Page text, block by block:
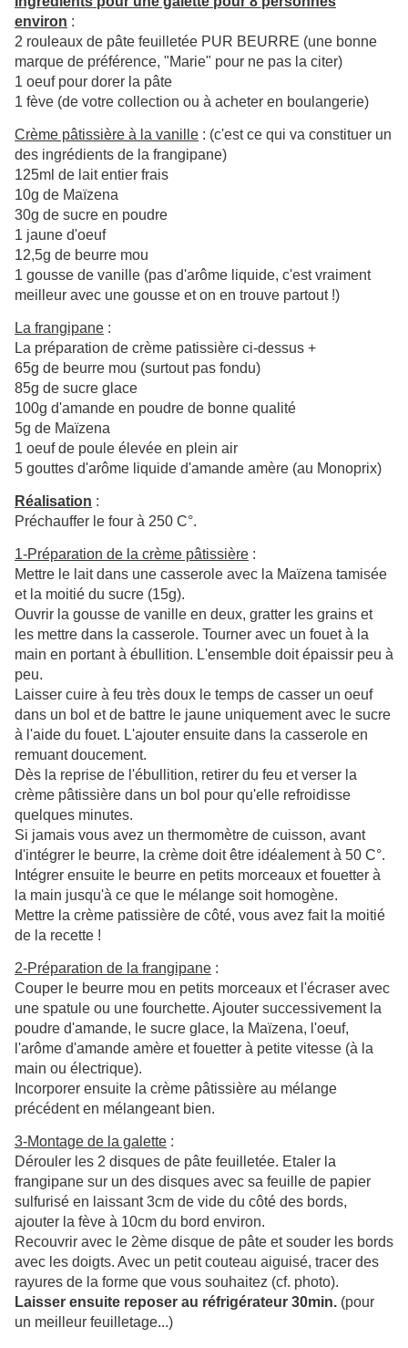
environ :
2 rouleaux de pâte feuilletée PUR BEURRE (une bonne
marque de préférence, "Marie" pour ne pas la citer)
1 oeuf pour dorer la pâte
1 fève (de votre collection ou à acheter en boulangerie)
Crème pâtissière à la vanille : (c'est ce qui va constituer un
des ingrédients de la frangipane)
125ml de lait entier frais
10g de Maïzena
30g de sucre en poudre
1 jaune d'oeuf
12,5g de beurre mou
1 gousse de vanille (pas d'arôme liquide, c'est vraiment
meilleur avec une gousse et on en trouve partout !)
La frangipane :
La préparation de crème patissière ci-dessus +
65g de beurre mou (surtout pas fondu)
85g de sucre glace
100g d'amande en poudre de bonne qualité
5g de Maïzena
1 oeuf de poule élevée en plein air
5 gouttes d'arôme liquide d'amande amère (au Monoprix)
Réalisation :
Préchauffer le four à 250 C°.
1-Préparation de la crème pâtissière :
Mettre le lait dans une casserole avec la Maïzena tamisée
et la moitié du sucre (15g).
Ouvrir la gousse de vanille en deux, gratter les grains et
les mettre dans la casserole. Tourner avec un fouet à la
main en portant à ébullition. L'ensemble doit épaissir peu à
peu.
Laisser cuire à feu très doux le temps de casser un oeuf
dans un bol et de battre le jaune uniquement avec le sucre
à l'aide du fouet. L'ajouter ensuite dans la casserole en
remuant doucement.
Dès la reprise de l'ébullition, retirer du feu et verser la
crème pâtissière dans un bol pour qu'elle refroidisse
quelques minutes.
Si jamais vous avez un thermomètre de cuisson, avant
d'intégrer le beurre, la crème doit être idéalement à 50 C°.
Intégrer ensuite le beurre en petits morceaux et fouetter à
la main jusqu'à ce que le mélange soit homogène.
Mettre la crème patissière de côté, vous avez fait la moitié
de la recette !
2-Préparation de la frangipane :
Couper le beurre mou en petits morceaux et l'écraser avec
une spatule ou une fourchette. Ajouter successivement la
poudre d'amande, le sucre glace, la Maïzena, l'oeuf,
l'arôme d'amande amère et fouetter à petite vitesse (à la
main ou électrique).
Incorporer ensuite la crème pâtissière au mélange
précédent en mélangeant bien.
3-Montage de la galette :
Dérouler les 2 disques de pâte feuilletée. Etaler la
frangipane sur un des disques avec sa feuille de papier
sulfurisé en laissant 3cm de vide du côté des bords,
ajouter la fève à 10cm du bord environ.
Recouvrir avec le 2ème disque de pâte et souder les bords
avec les doigts. Avec un petit couteau aiguisé, tracer des
rayures de la forme que vous souhaitez (cf. photo).
Laisser ensuite reposer au réfrigérateur 30min. (pour
un meilleur feuilletage...)